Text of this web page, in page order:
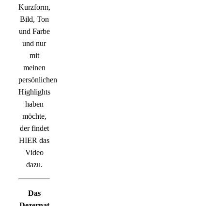
Kurzform,
Bild, Ton
und Farbe
und nur
mit
meinen
persönlichen
Highlights
haben
möchte,
der findet
HIER das
Video
dazu.
Das